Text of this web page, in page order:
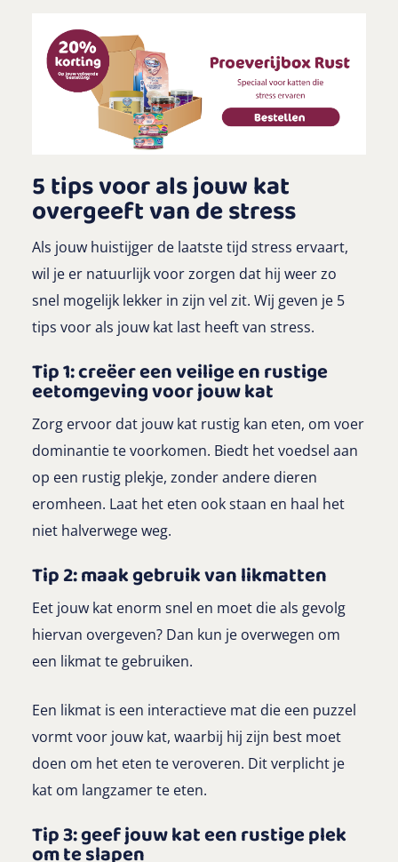
5 tips voor als jouw kat
overgeeft van de stress
Als jouw huistijger de laatste tijd stress ervaart,
wil je er natuurlijk voor zorgen dat hij weer zo
snel mogelijk lekker in zijn vel zit. Wij geven je 5
tips voor als jouw kat last heeft van stress.
Tip 1: creëer een veilige en rustige
eetomgeving voor jouw kat
Zorg ervoor dat jouw kat rustig kan eten, om voer
dominantie te voorkomen. Biedt het voedsel aan
op een rustig plekje, zonder andere dieren
eromheen. Laat het eten ook staan en haal het
niet halverwege weg.
Tip 2: maak gebruik van likmatten
Eet jouw kat enorm snel en moet die als gevolg
hiervan overgeven? Dan kun je overwegen om
een likmat te gebruiken.
Een likmat is een interactieve mat die een puzzel
vormt voor jouw kat, waarbij hij zijn best moet
doen om het eten te veroveren. Dit verplicht je
kat om langzamer te eten.
Tip 3: geef jouw kat een rustige plek
om te slapen